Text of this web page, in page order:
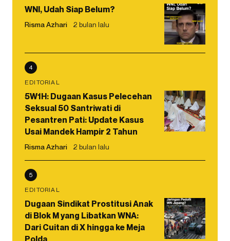
WNI, Udah Siap Belum?
Risma Azhari 2 bulan lalu
4
EDITORIAL
5W1H: Dugaan Kasus Pelecehan
Seksual 50 Santriwati di
Pesantren Pati: Update Kasus
Usai Mandek Hampir 2 Tahun
Risma Azhari 2 bulan lalu
5
EDITORIAL
Dugaan Sindikat Prostitusi Anak
di Blok M yang Libatkan WNA:
Dari Cuitan di X hingga ke Meja